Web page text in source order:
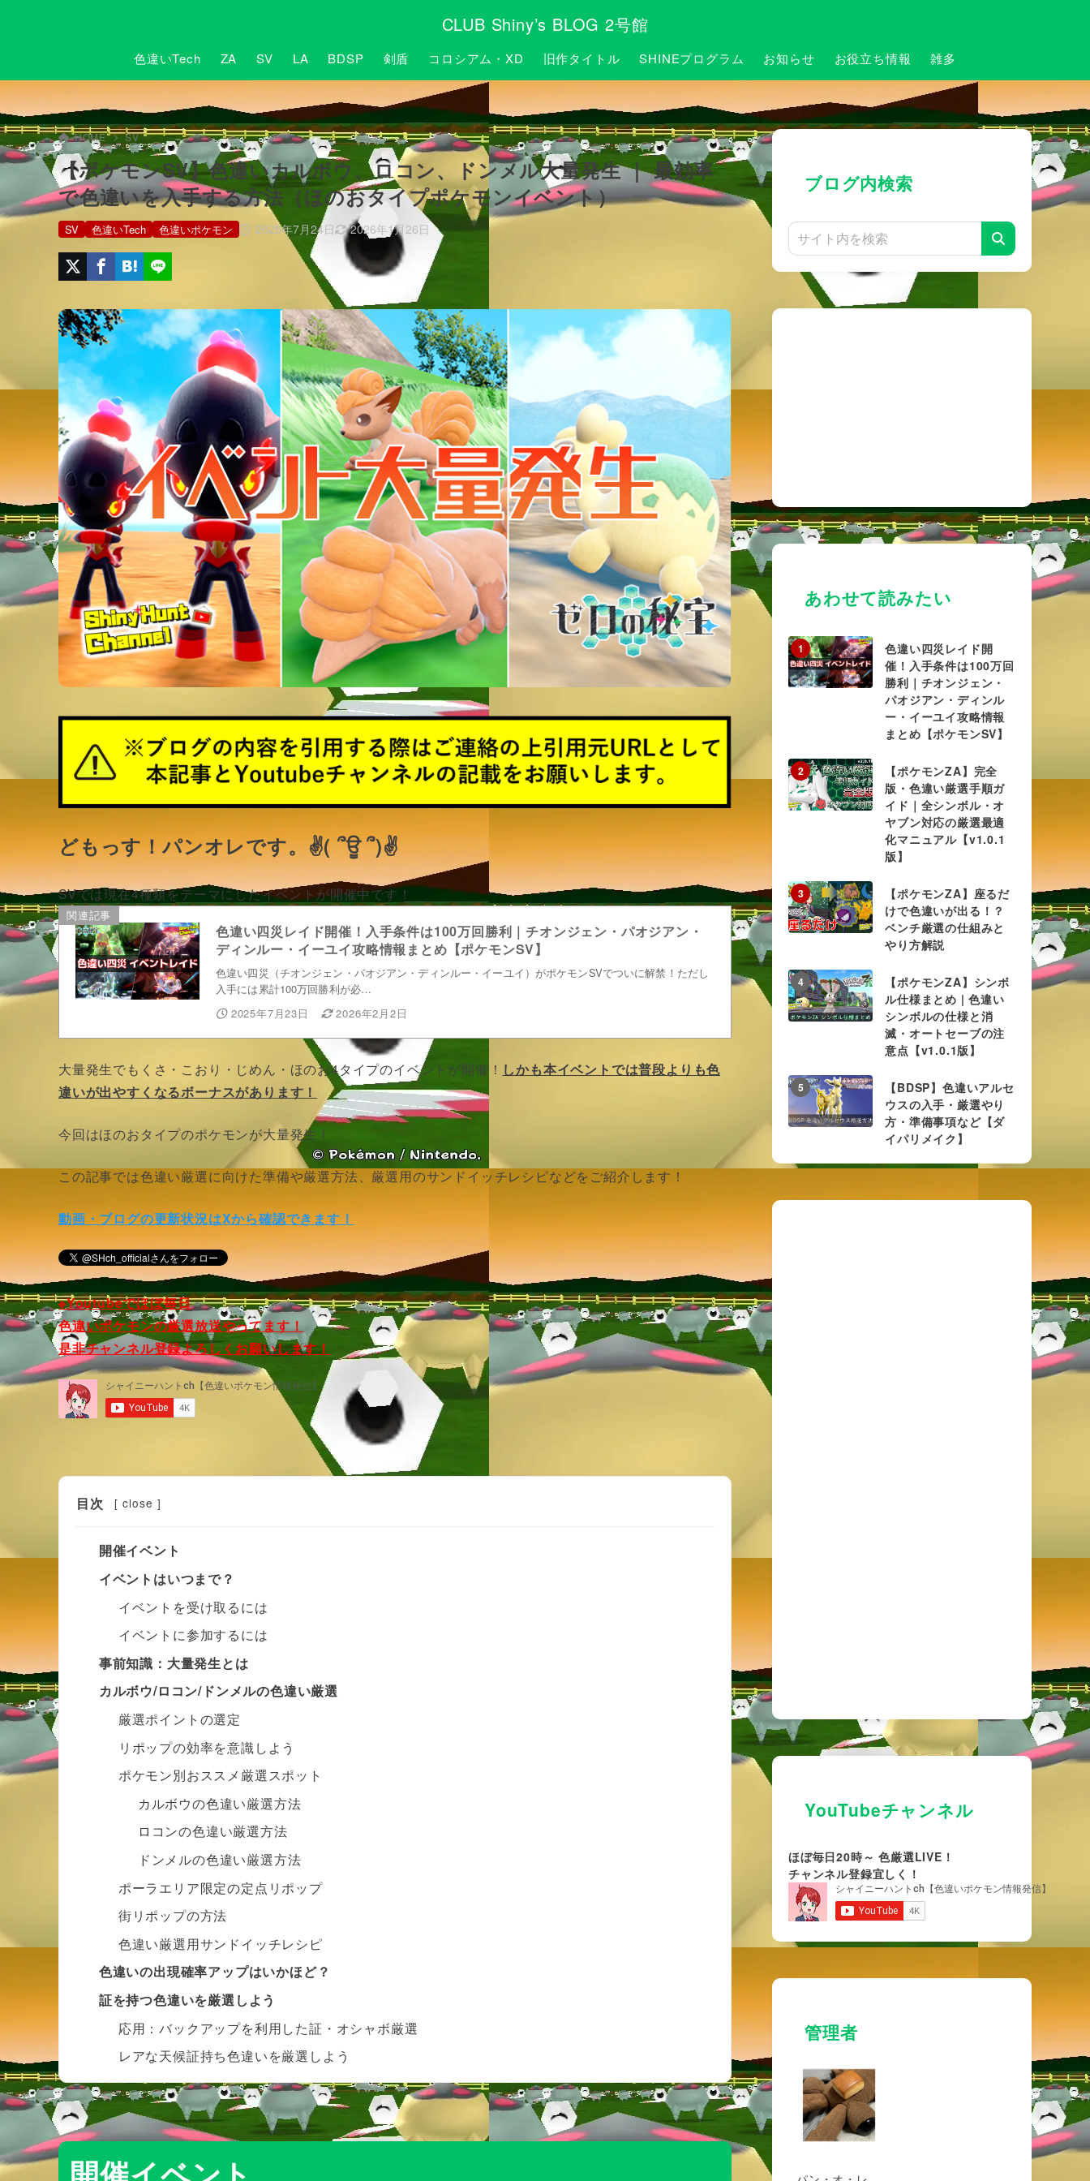
CLUB Shiny’s BLOG 2号館
色違いTech ZA SV LA BDSP 剣盾 コロシアム・XD 旧作タイトル SHINEプログラム お知らせ お役立ち情報 雑多
HOME SV
【ポケモンSV】色違いカルボウ、ロコン、ドンメル大量発生 ｜ 最効率
で色違いを入手する方法（ほのおタイプポケモンイベント）
2025年7月24日 2026年1月26日
SV 色違いTech 色違いポケモン
どもっす！パンオレです。✌( ՞ਊ ՞)✌
SVでは現在4種類をテーマにしたイベントが開催中です！
関連記事
色違い四災レイド開催！入手条件は100万回勝利｜チオンジェン・パオジアン・
ディンルー・イーユイ攻略情報まとめ【ポケモンSV】
色違い四災（チオンジェン・パオジアン・ディンルー・イーユイ）がポケモンSVでついに解禁！ただし
入手には累計100万回勝利が必…
2025年7月23日
2026年2月2日
大量発生でもくさ・こおり・じめん・ほのお4タイプのイベントが開催！ しかも本イベントでは普段よりも色
違いが出やすくなるボーナスがあります！
今回はほのおタイプのポケモンが大量発生！
この記事では色違い厳選に向けた準備や厳選方法、厳選用のサンドイッチレシピなどをご紹介します！
動画・ブログの更新状況はXから確認できます！
※Youtubeでほぼ毎日
色違いポケモンの厳選放送やってます！
是非チャンネル登録よろしくお願いします！
目次 [ close ]
開催イベント
イベントはいつまで？
イベントを受け取るには
イベントに参加するには
事前知識：大量発生とは
カルボウ/ロコン/ドンメルの色違い厳選
厳選ポイントの選定
リポップの効率を意識しよう
ポケモン別おススメ厳選スポット
カルボウの色違い厳選方法
ロコンの色違い厳選方法
ドンメルの色違い厳選方法
ポーラエリア限定の定点リポップ
街リポップの方法
色違い厳選用サンドイッチレシピ
色違いの出現確率アップはいかほど？
証を持つ色違いを厳選しよう
応用：バックアップを利用した証・オシャボ厳選
レアな天候証持ち色違いを厳選しよう
ブログ内検索
あわせて読みたい
1
色違い四災レイド開
催！入手条件は100万回
勝利｜チオンジェン・
パオジアン・ディンル
ー・イーユイ攻略情報
まとめ【ポケモンSV】
2
【ポケモンZA】完全
版・色違い厳選手順ガ
イド｜全シンボル・オ
ヤブン対応の厳選最適
化マニュアル【v1.0.1
版】
3
【ポケモンZA】座るだ
けで色違いが出る！？
ベンチ厳選の仕組みと
やり方解説
4
【ポケモンZA】シンボ
ル仕様まとめ | 色違い
シンボルの仕様と消
滅・オートセーブの注
意点【v1.0.1版】
5
【BDSP】色違いアルセ
ウスの入手・厳選やり
方・準備事項など【ダ
イパリメイク】
YouTubeチャンネル
ほぼ毎日20時～ 色厳選LIVE！
チャンネル登録宜しく！
管理者